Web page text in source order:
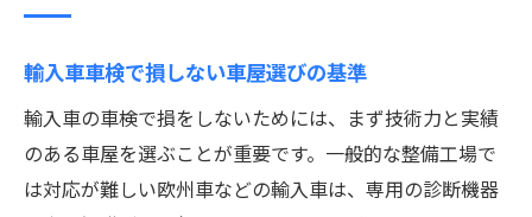
輸入車車検で損しない車屋選びの基準
輸入車の車検で損をしないためには、まず技術力と実績
のある車屋を選ぶことが重要です。一般的な整備工場で
は対応が難しい欧州車などの輸入車は、専用の診断機器